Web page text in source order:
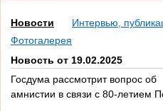
Новости
Интервью,
Фотогалерея
Новость от 19.02.2025
Госдума рассмотрит вопрос об
амнистии в связи с 80-летием